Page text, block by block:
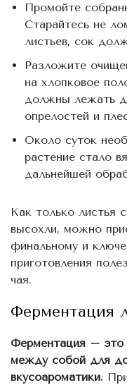
Промойте
Старайтесь не
листьев, сок
Разложите
на хлопковое
должны лежать
опрелостей и
Около суток
растение стало
дальнейшей
Как только листья
высохли, можно
финальному и
приготовления
чая.
Ферментация
Ферментация – это
между собой для
вкусоароматики.